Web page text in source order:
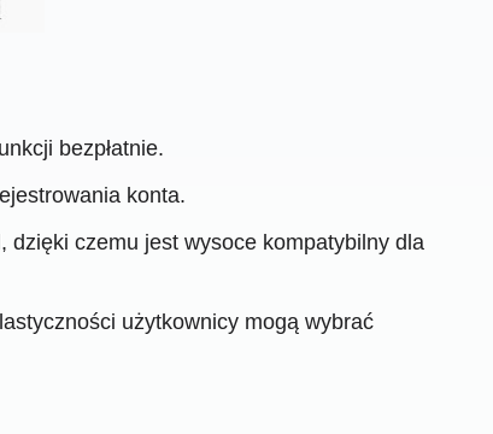
bezpłatnie.
konta.
czemu jest wysoce kompatybilny dla
użytkownicy mogą wybrać